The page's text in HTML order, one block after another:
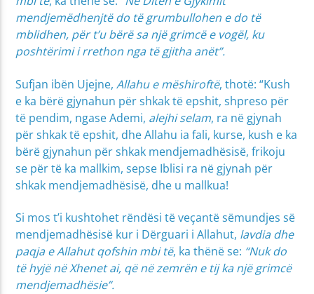
mendjemëdhenjtë do të grumbullohen e do të
mblidhen, për t’u bërë sa një grimcë e vogël, ku
poshtërimi i rrethon nga të gjitha anët”.
Sufjan ibën Ujejne,Allahu e mëshiroftë, thotë: “Kush
e ka bërë gjynahun për shkak të epshit, shpreso për
të pendim, ngase Ademi, alejhi selam, ra në gjynah
për shkak të epshit, dhe Allahu ia fali, kurse, kush e ka
bërë gjynahun për shkak mendjemadhësisë, frikoju
se për të ka mallkim, sepse Iblisi ra në gjynah për
shkak mendjemadhësisë, dhe u mallkua!
Si mos t’i kushtohet rëndësi të veçantë sëmundjes së
mendjemadhësisë kur i Dërguari i Allahut, lavdia dhe
paqja e Allahut qofshin mbi të, ka thënë se: “Nuk do
të hyjë në Xhenet ai, që në zemrën e tij ka një grimcë
mendjemadhësie”.